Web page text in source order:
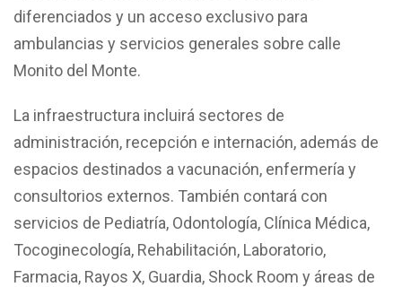
diferenciados y un acceso exclusivo para
ambulancias y servicios generales sobre calle
Monito del Monte.
La infraestructura incluirá sectores de
administración, recepción e internación, además de
espacios destinados a vacunación, enfermería y
consultorios externos. También contará con
servicios de Pediatría, Odontología, Clínica Médica,
Tocoginecología, Rehabilitación, Laboratorio,
Farmacia, Rayos X, Guardia, Shock Room y áreas de